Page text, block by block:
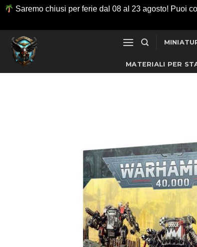
Saremo chiusi per ferie dal 08 al 23 agosto! Puoi
Salta
contenuti
MATERIALI PER